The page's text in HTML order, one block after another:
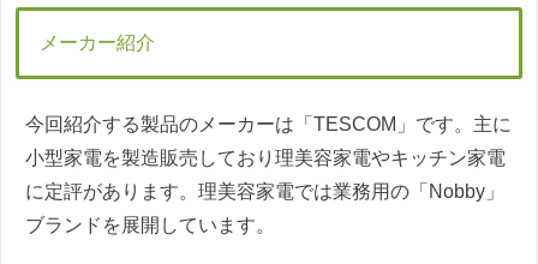
メーカー紹介
今回紹介する製品のメーカーは「TESCOM」です。主に
小型家電を製造販売しており理美容家電やキッチン家電
に定評があります。理美容家電では業務用の「Nobby」
ブランドを展開しています。